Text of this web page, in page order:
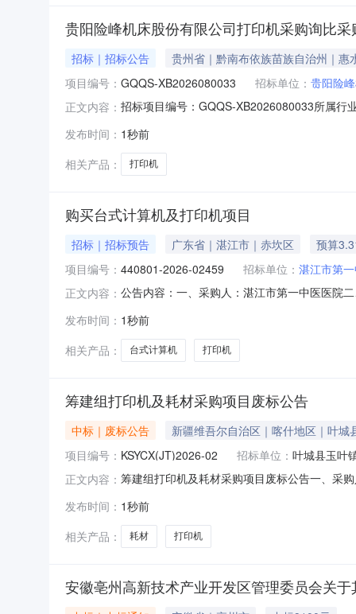
贵阳险峰机床股份有限公司打印机采购询比采
招标｜招标公告 贵州省｜黔南布依族苗族自治州｜惠
项目编号： GQQS-XB2026080033 招标单位： 贵阳险
正文内容： 招标项目编号：GQQS-XB2026080033所属行
点：黔云招采电子招标采购交易平台黔晟国资
发布时间： 1秒前
相关产品：
打印机
购买台式计算机及打印机项目
招标｜招标预告 广东省｜湛江市｜赤坎区
预算
项目编号： 440801-2026-02459 招标单位： 湛江市第
正文内容： 公告内容：一、采购人：湛江市第一中医医院
发布时间： 1秒前
相关产品：
台式计算机 打印机
筹建组打印机及耗材采购项目废标公告
中标｜废标公告 新疆维吾尔自治区｜喀什地区｜叶城
项目编号： KSYCX(JT)2026-02 招标单位： 叶城县玉叶
正文内容： 筹建组打印机及耗材采购项目废标公告一、采
家九、评审小组成员名单：艾科热木·苏来曼
权益受到损害的，
发布时间： 1秒前
相关产品：
耗材 打印机
安徽亳州高新技术产业开发区管理委员会关